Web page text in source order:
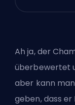
Ah ja, der
überbewertet
aber kann
geben, dass er